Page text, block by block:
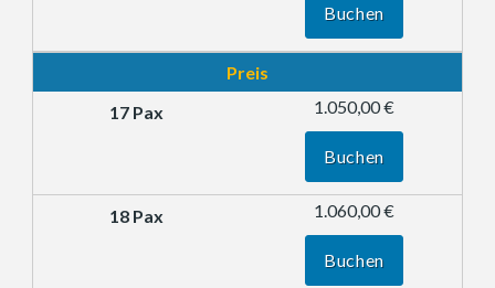
Buchen
Preis
1.050,00 €
Buchen
1.060,00 €
Buchen